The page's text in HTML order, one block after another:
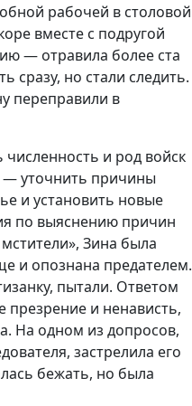
рабочей в столовой
вместе с подругой
— отравила более ста
сразу, но стали следить.
переправили в
численность и род войск
— уточнить причины
и установить новые
по выяснению причин
Зина была
и опознана предателем.
пытали. Ответом
презрение и ненависть,
На одном из допросов,
застрелила его
бежать, но была